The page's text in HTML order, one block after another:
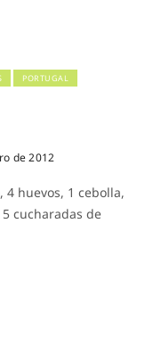
PORTUGAL
de 2012
huevos, 1 cebolla,
cucharadas de